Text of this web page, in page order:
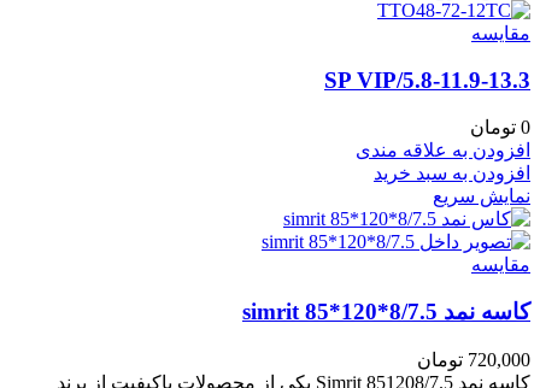
مقايسه
5.8-11.9-13.3/SP VIP
0 تومان
افزودن به علاقه مندی
افزودن به سبد خرید
نمایش سریع
مقايسه
کاسه نمد simrit 85*120*8/7.5
720,000 تومان
کاسه نمد Simrit 851208/7.5 یکی از محصولات باکیفیت از برند